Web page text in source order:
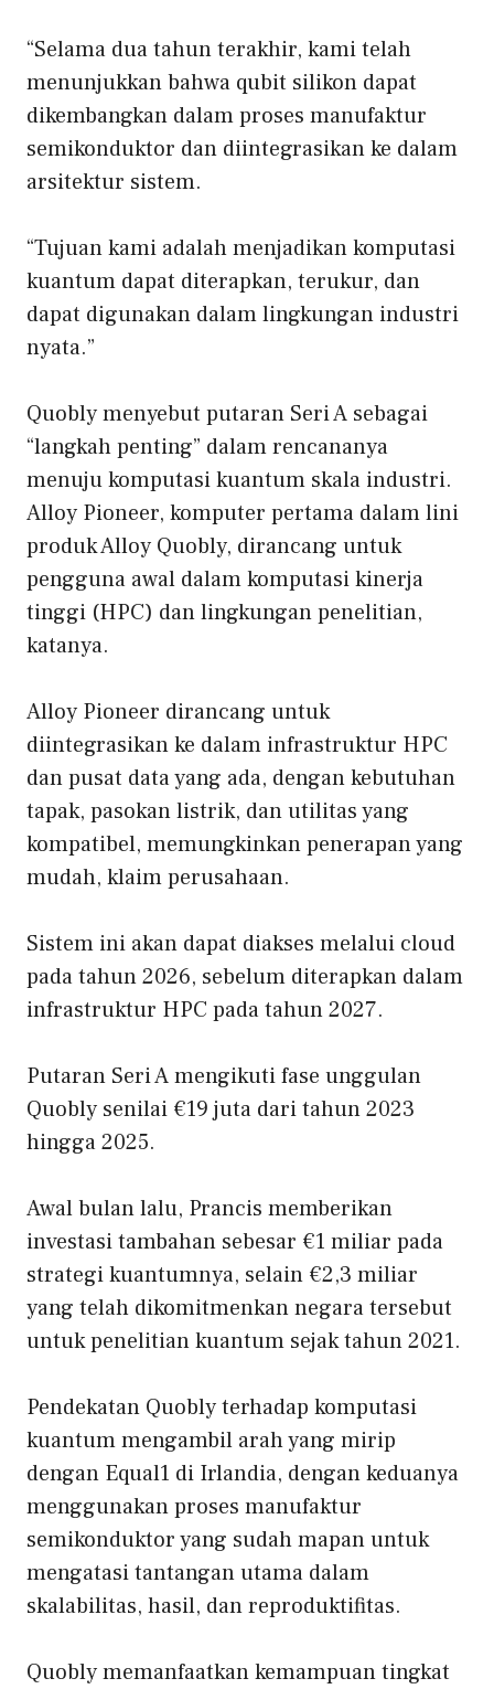
“Selama dua tahun terakhir, kami telah
menunjukkan bahwa qubit silikon dapat
dikembangkan dalam proses manufaktur
semikonduktor dan diintegrasikan ke dalam
arsitektur sistem.
“Tujuan kami adalah menjadikan komputasi
kuantum dapat diterapkan, terukur, dan
dapat digunakan dalam lingkungan industri
nyata.”
Quobly menyebut putaran Seri A sebagai
“langkah penting” dalam rencananya
menuju komputasi kuantum skala industri.
Alloy Pioneer, komputer pertama dalam lini
produk Alloy Quobly, dirancang untuk
pengguna awal dalam komputasi kinerja
tinggi (HPC) dan lingkungan penelitian,
katanya.
Alloy Pioneer dirancang untuk
diintegrasikan ke dalam infrastruktur HPC
dan pusat data yang ada, dengan kebutuhan
tapak, pasokan listrik, dan utilitas yang
kompatibel, memungkinkan penerapan yang
mudah, klaim perusahaan.
Sistem ini akan dapat diakses melalui cloud
pada tahun 2026, sebelum diterapkan dalam
infrastruktur HPC pada tahun 2027.
Putaran Seri A mengikuti fase unggulan
Quobly senilai €19 juta dari tahun 2023
hingga 2025.
Awal bulan lalu, Prancis memberikan
investasi tambahan sebesar €1 miliar pada
strategi kuantumnya, selain €2,3 miliar
yang telah dikomitmenkan negara tersebut
untuk penelitian kuantum sejak tahun 2021.
Pendekatan Quobly terhadap komputasi
kuantum mengambil arah yang mirip
dengan Equal1 di Irlandia, dengan keduanya
menggunakan proses manufaktur
semikonduktor yang sudah mapan untuk
mengatasi tantangan utama dalam
skalabilitas, hasil, dan reproduktifitas.
Quobly memanfaatkan kemampuan tingkat